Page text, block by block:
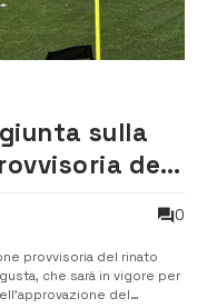
sulla
del
0
provvisoria del rinato
che sarà in vigore per
del